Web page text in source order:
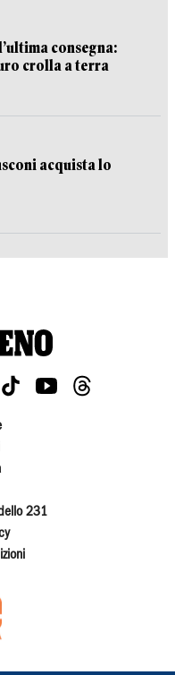
consegna:
crolla a terra
acquista lo
231